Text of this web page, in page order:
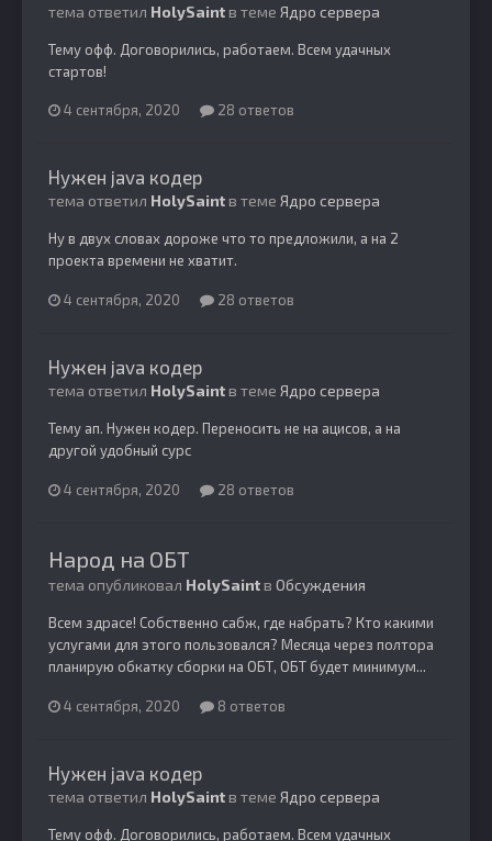
тема ответил HolySaintв теме Ядро сервера
Тему офф. Договорились, работаем. Всем удачных
стартов!
4 сентября, 2020 28 ответов
Нужен java кодер
тема ответил HolySaintв теме Ядро сервера
Ну в двух словах дороже что то предложили, а на 2
проекта времени не хватит.
4 сентября, 2020 28 ответов
Нужен java кодер
тема ответил HolySaintв теме Ядро сервера
Тему ап. Нужен кодер. Переносить не на ацисов, а на
другой удобный сурс
4 сентября, 2020 28 ответов
Народ на ОБТ
тема опубликовал HolySaintв Обсуждения
Всем здрасе! Собственно сабж, где набрать? Кто какими
услугами для этого пользовался? Месяца через полтора
планирую обкатку сборки на ОБТ, ОБТ будет минимум...
4 сентября, 2020 8 ответов
Нужен java кодер
тема ответил HolySaintв теме Ядро сервера
Тему офф. Договорились, работаем. Всем удачных